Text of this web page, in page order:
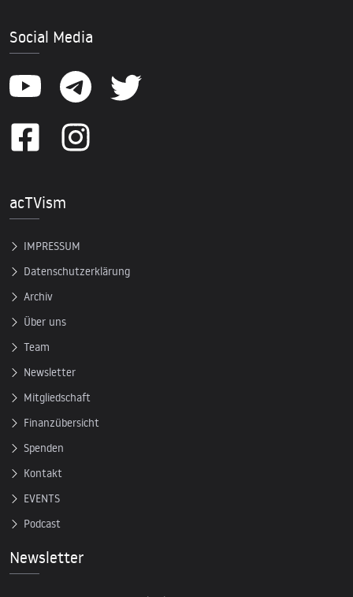
Social Media
acTVism
IMPRESSUM
Datenschutzerklärung
Archiv
Über uns
Team
Newsletter
Mitgliedschaft
Finanzübersicht
Spenden
Kontakt
EVENTS
Podcast
Newsletter